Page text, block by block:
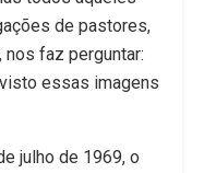
de pastores,
nos faz perguntar:
essas imagens
julho de 1969, o